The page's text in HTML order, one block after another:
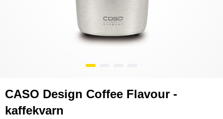
CASO Design Coffee Flavour -
kaffekvarn